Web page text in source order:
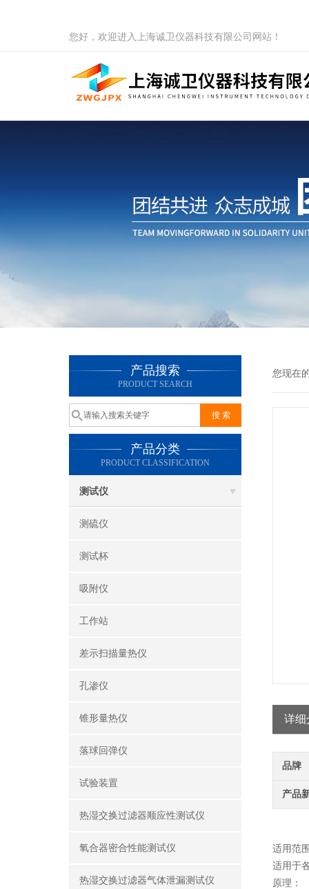
您好，欢迎进入上海诚卫仪器科技有限公司网站！
产品搜索
PRODUCT SEARCH
产品分类
PRODUCT CLASSIFICATION
测试仪
测硫仪
测试杯
吸附仪
工作站
差示扫描量热仪
孔渗仪
锥形量热仪
落球回弹仪
试验装置
热湿交换过滤器顺应性测试仪
氧合器密合性能测试仪
热湿交换过滤器气体泄漏测试仪
您现在
详细
品牌
产品
适用范
适用于
原理：